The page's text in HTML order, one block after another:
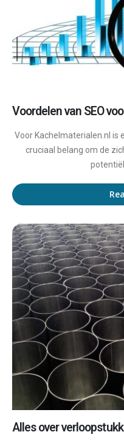
Voordelen van SEO
Voor Kachelmaterialen.nl is
cruciaal belang om de
Alles over